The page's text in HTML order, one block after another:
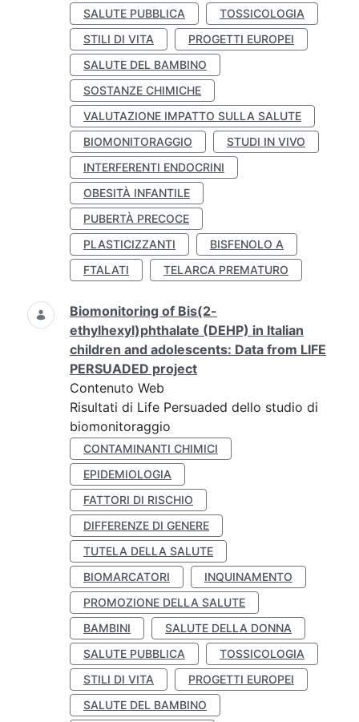
SALUTE PUBBLICA
TOSSICOLOGIA
STILI DI VITA
PROGETTI EUROPEI
SALUTE DEL BAMBINO
SOSTANZE CHIMICHE
VALUTAZIONE IMPATTO SULLA SALUTE
BIOMONITORAGGIO
STUDI IN VIVO
INTERFERENTI ENDOCRINI
OBESITÀ INFANTILE
PUBERTÀ PRECOCE
PLASTICIZZANTI
BISFENOLO A
FTALATI
TELARCA PREMATURO
Biomonitoring of Bis(2-
ethylhexyl)phthalate (DEHP) in Italian
children and adolescents: Data from LIFE
PERSUADED project
Contenuto Web
Risultati di Life Persuaded dello studio di
biomonitoraggio
CONTAMINANTI CHIMICI
EPIDEMIOLOGIA
FATTORI DI RISCHIO
DIFFERENZE DI GENERE
TUTELA DELLA SALUTE
BIOMARCATORI
INQUINAMENTO
PROMOZIONE DELLA SALUTE
BAMBINI
SALUTE DELLA DONNA
SALUTE PUBBLICA
TOSSICOLOGIA
STILI DI VITA
PROGETTI EUROPEI
SALUTE DEL BAMBINO